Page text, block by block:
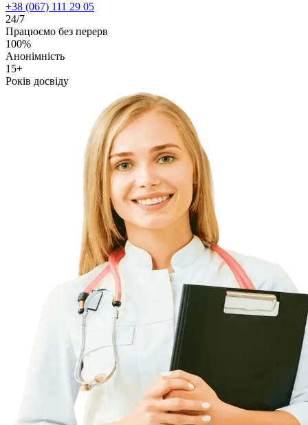
+38 (067) 111 29 05
24/7
Працюємо без перерв
100%
Анонімність
15+
Років досвіду